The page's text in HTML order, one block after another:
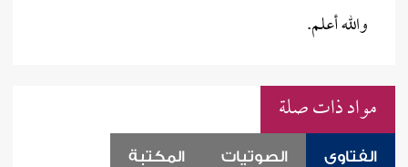
والله أعلم.
مواد ذات صلة
الفتاوى الصوتيات المكتبة